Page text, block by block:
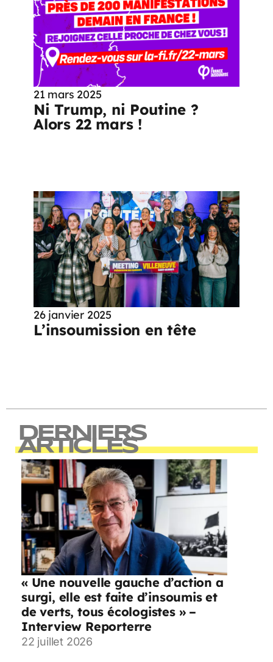
21 mars 2025
Ni Trump, ni Poutine ?
Alors 22 mars !
26 janvier 2025
L’insoumission en tête
DERNIERS
ARTICLES
« Une nouvelle gauche d’action a
surgi, elle est faite d’insoumis et
de verts, tous écologistes » –
Interview Reporterre
22 juillet 2026